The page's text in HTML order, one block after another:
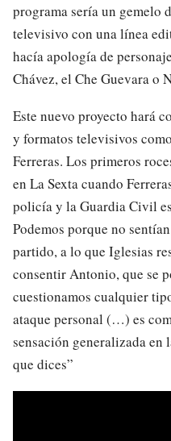
programa sería un gemelo
televisivo con una línea
hacía apología de
Chávez, el Che Guevara o
Este nuevo proyecto hará
y formatos televisivos
Ferreras. Los primeros
en La Sexta cuando
policía y la Guardia Civil
Podemos porque no
partido, a lo que Iglesias
consentir Antonio, que se
cuestionamos cualquier
ataque personal (…) es
sensación generalizada en
que dices”